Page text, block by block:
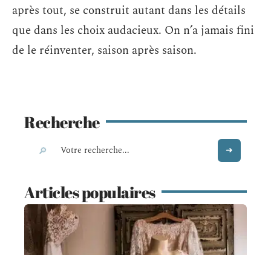
après tout, se construit autant dans les détails
que dans les choix audacieux. On n’a jamais fini
de le réinventer, saison après saison.
Recherche
Articles populaires